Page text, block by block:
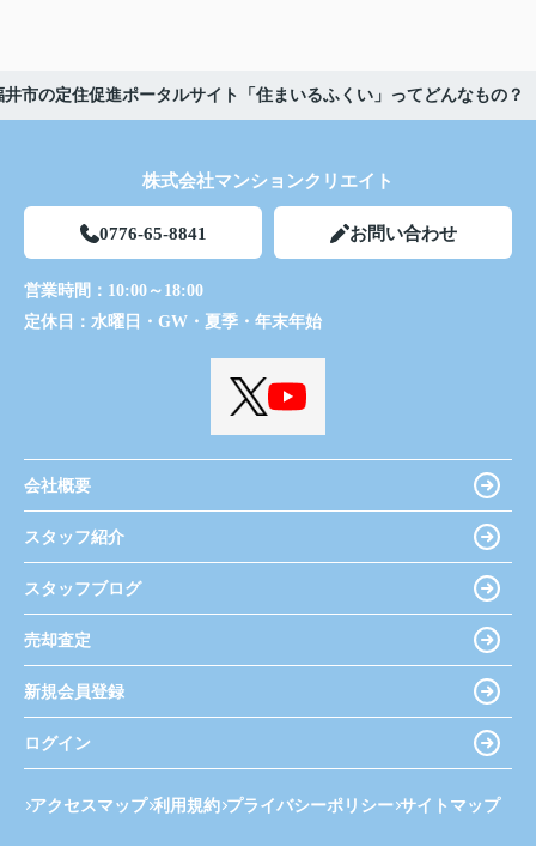
井市の定住促進ポータルサイト「住まいるふくい」ってどんなもの？
株式会社マンションクリエイト
0776-65-8841 お問い合わせ
営業時間： 10:00～18:00
定休日： 水曜日・GW・夏季・年末年始
会社概要
スタッフ紹介
スタッフブログ
売却査定
新規会員登録
ログイン
アクセスマップ 利用規約 プライバシーポリシー サイトマップ